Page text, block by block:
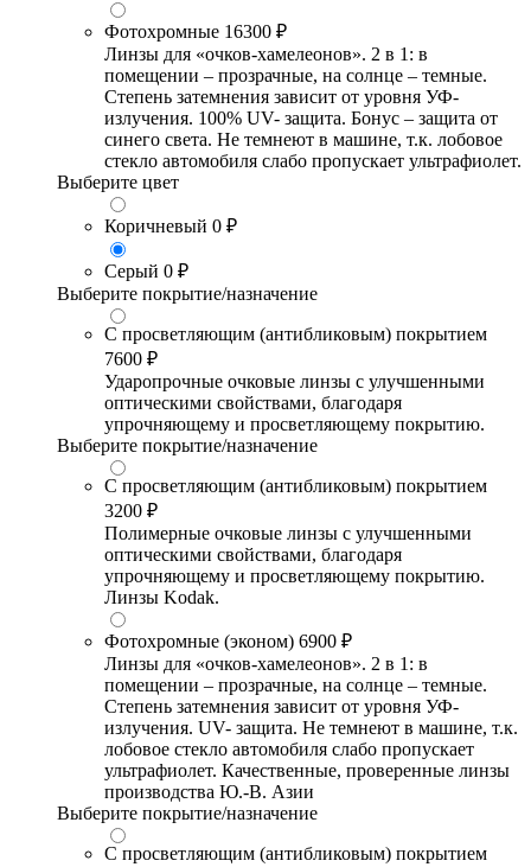
Фотохромные 16300 ₽
Линзы для «очков-хамелеонов». 2 в 1: в
помещении – прозрачные, на солнце – темные.
Степень затемнения зависит от уровня УФ-
излучения. 100% UV- защита. Бонус – защита от
синего света. Не темнеют в машине, т.к. лобовое
стекло автомобиля слабо пропускает ультрафиолет.
Выберите цвет
Коричневый 0 ₽
Серый 0 ₽
Выберите покрытие/назначение
С просветляющим (антибликовым) покрытием
7600 ₽
Ударопрочные очковые линзы с улучшенными
оптическими свойствами, благодаря
упрочняющему и просветляющему покрытию.
Выберите покрытие/назначение
С просветляющим (антибликовым) покрытием
3200 ₽
Полимерные очковые линзы с улучшенными
оптическими свойствами, благодаря
упрочняющему и просветляющему покрытию.
Линзы Kodak.
Фотохромные (эконом) 6900 ₽
Линзы для «очков-хамелеонов». 2 в 1: в
помещении – прозрачные, на солнце – темные.
Степень затемнения зависит от уровня УФ-
излучения. UV- защита. Не темнеют в машине, т.к.
лобовое стекло автомобиля слабо пропускает
ультрафиолет. Качественные, проверенные линзы
производства Ю.-В. Азии
Выберите покрытие/назначение
С просветляющим (антибликовым) покрытием